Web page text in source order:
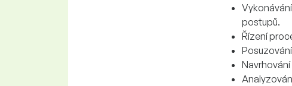
postupů.
Řízení